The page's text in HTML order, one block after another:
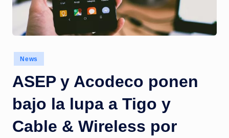
ti
s
a
l
i
Posted
in
News
ASEP y Acodeco ponen
bajo la lupa a Tigo y
Cable & Wireless por